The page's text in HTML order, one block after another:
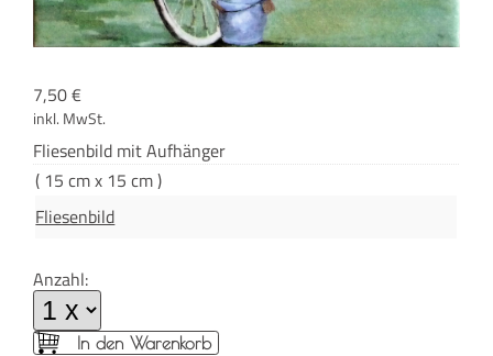
7,50€
inkl. MwSt.
Flie­sen­bild mit Aufhänger
( 15 cm x 15 cm )
Fliesenbild
Anzahl:
In den Warenkorb